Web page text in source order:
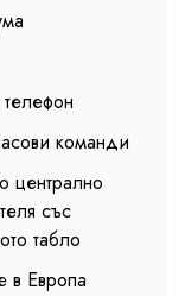
команди
централно
със
табло
в Европа